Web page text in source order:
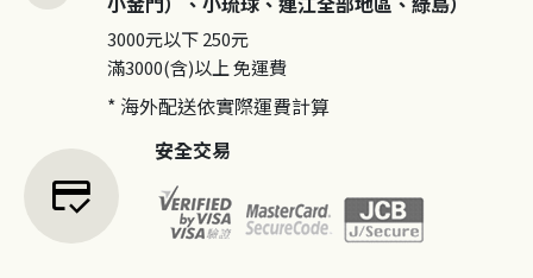
3000元以下250元
滿3000(含)以上免運費
* 海外配送依實際運費計算
credit_score
安全交易